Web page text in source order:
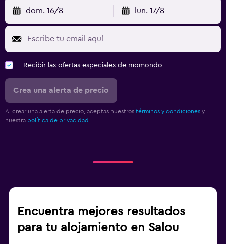
dom. 16/8 lun. 17/8
Recibir las ofertas especiales de momondo
Crea una alerta de precio
Al crear una alerta de precio, aceptas nuestros términos y condiciones y
nuestra política de privacidad.
Encuentra mejores resultados
para tu alojamiento en Salou